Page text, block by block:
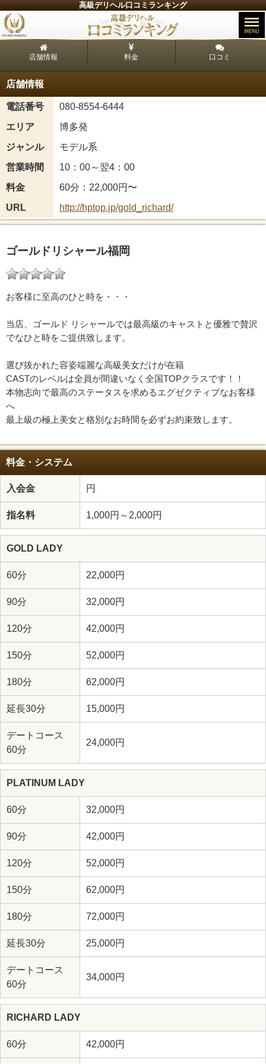
高級デリヘル口コミランキング
店舗情報 料金 口コミ
店舗情報
電話番号
080-8554-6444
エリア
博多発
ジャンル
モデル系
営業時間
10：00～翌4：00
料金
60分：22,000円〜
URL
http://hptop.jp/gold_richard/
ゴールドリシャール福岡
お客様に至高のひと時を・・・
当店、ゴールド リシャールでは最高級のキャストと優雅で贅沢
でなひと時をご提供致します。
選び抜かれた容姿端麗な高級美女だけが在籍
CASTのレベルは全員が間違いなく全国TOPクラスです！！
本物志向で最高のステータスを求めるエグゼクティブなお客様
へ
最上級の極上美女と格別なお時間を必ずお約束致します。
料金・システム
入会金 円
指名料 1,000円～2,000円
GOLD LADY
60分 22,000円
90分 32,000円
120分 42,000円
150分 52,000円
180分 62,000円
延長30分 15,000円
デートコース
60分
24,000円
PLATINUM LADY
60分 32,000円
90分 42,000円
120分 52,000円
150分 62,000円
180分 72,000円
延長30分 25,000円
デートコース
60分
34,000円
RICHARD LADY
60分 42,000円